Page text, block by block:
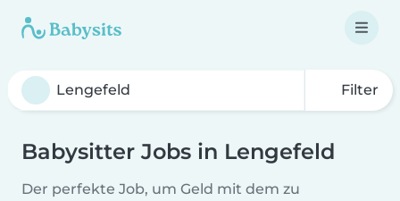
Filter
Babysitter Jobs in Lengefeld
Der perfekte Job, um Geld mit dem zu